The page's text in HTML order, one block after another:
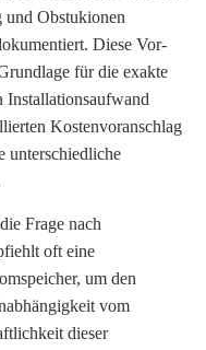
und Obstukionen
Diese Vor-
für die exakte
Installationsaufwand
Kostenvoranschlag
unterschiedliche
Frage nach
oft eine
um den
vom
dieser